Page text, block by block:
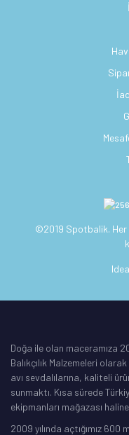
©2019 Spotbalik. Her
Doğa ile olan maceramıza
Balıkçılık Malzemeleri
avı sevdalılarına, kaliteli
sunmaktı. Kısa sürede
ekipmanları mağazası
2009 yılında açtığımız